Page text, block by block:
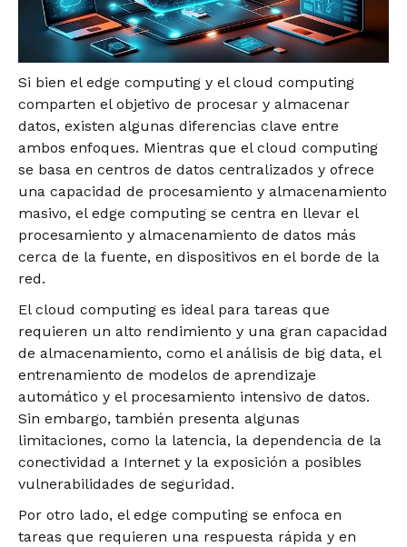
Si bien el edge computing y el cloud computing
comparten el objetivo de procesar y almacenar
datos, existen algunas diferencias clave entre
ambos enfoques. Mientras que el cloud computing
se basa en centros de datos centralizados y ofrece
una capacidad de procesamiento y almacenamiento
masivo, el edge computing se centra en llevar el
procesamiento y almacenamiento de datos más
cerca de la fuente, en dispositivos en el borde de la
red.
El cloud computing es ideal para tareas que
requieren un alto rendimiento y una gran capacidad
de almacenamiento, como el análisis de big data, el
entrenamiento de modelos de aprendizaje
automático y el procesamiento intensivo de datos.
Sin embargo, también presenta algunas
limitaciones, como la latencia, la dependencia de la
conectividad a Internet y la exposición a posibles
vulnerabilidades de seguridad.
Por otro lado, el edge computing se enfoca en
tareas que requieren una respuesta rápida y en